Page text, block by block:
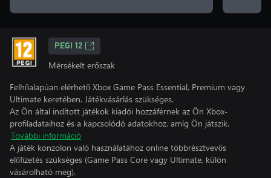
PEGI 12
Mérsékelt erőszak
Felhőalapúan elérhető Xbox Game Pass Essential, Premium vagy
Ultimate keretében. Játékvásárlás szükséges.
Az Ön által indított játékok kiadói hozzáférnek az Ön Xbox-
profiladataihoz és a kapcsolódó adatokhoz, amíg Ön játszik.
További információ
A játék konzolon való használatához online többrésztvevős
előfizetés szükséges (Game Pass Core vagy Ultimate, külön
vásárolható meg).